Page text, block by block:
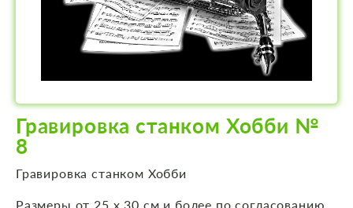
Гравировка станком Хобби №
8
Гравировка станком Хобби
Размеры от 25 х 30 см и более по согласованию